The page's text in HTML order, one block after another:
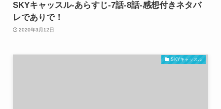
SKYキャッスル-あらすじ-7話-8話-感想付きネタバ
レでありで！
2020年3月12日
SKYキャッスル